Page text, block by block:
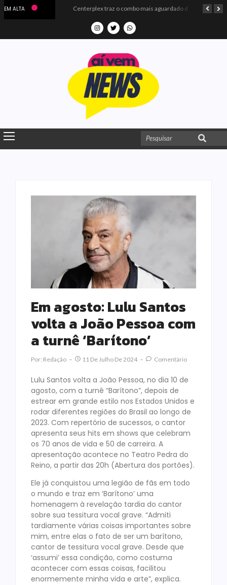
EM ALTA
Em agosto: Lulu Santos
volta a João Pessoa com
a turnê ‘Barítono’
Por: Redação 11 De Julho De 2024 Comentário
Lulu Santos volta a João Pessoa, no dia 10 de
agosto, com a turnê “Barítono”, depois de
estrear em grande estilo nos Estados Unidos e
rodar diferentes regiões do Brasil ao longo de
2023. Com repertório de sucessos, o cantor
apresenta seus hits em shows que celebram
os 70 anos de vida e 50 de carreira. A
apresentação acontece no Teatro Pedra do
Reino, a partir das 20h (Abertura dos portões).
Ele já conquistou uma legião de fãs em todo
o mundo e traz em ‘Barítono’ uma
homenagem à revelação tardia do cantor
sobre sua tessitura vocal grave. “Admiti
tardiamente várias coisas importantes sobre
mim, entre elas o fato de ser um barítono,
cantor de tessitura vocal grave. Desde que
‘assumi’ essa condição, como costuma
acontecer com essas coisas, facilitou
enormemente minha vida e arte”, explica.